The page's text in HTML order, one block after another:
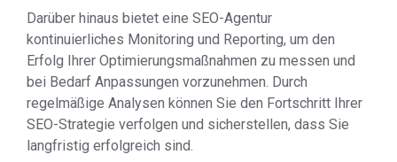
Darüber hinaus bietet eine SEO-Agentur
kontinuierliches Monitoring und Reporting, um den
Erfolg Ihrer Optimierungsmaßnahmen zu messen und
bei Bedarf Anpassungen vorzunehmen. Durch
regelmäßige Analysen können Sie den Fortschritt Ihrer
SEO-Strategie verfolgen und sicherstellen, dass Sie
langfristig erfolgreich sind.